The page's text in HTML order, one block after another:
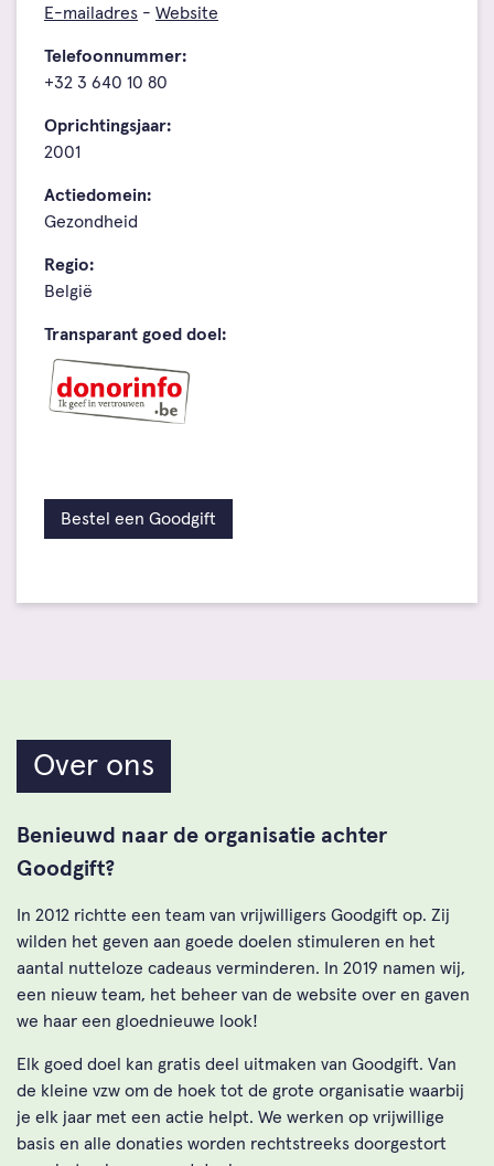
E-mailadres - Website
Telefoonnummer:
+32 3 640 10 80
Oprichtingsjaar:
2001
Actiedomein:
Gezondheid
Regio:
België
Transparant goed doel:
Bestel een Goodgift
Over ons
Benieuwd naar de organisatie achter
Goodgift?
In 2012 richtte een team van vrijwilligers Goodgift op. Zij
wilden het geven aan goede doelen stimuleren en het
aantal nutteloze cadeaus verminderen. In 2019 namen wij,
een nieuw team, het beheer van de website over en gaven
we haar een gloednieuwe look!
Elk goed doel kan gratis deel uitmaken van Goodgift. Van
de kleine vzw om de hoek tot de grote organisatie waarbij
je elk jaar met een actie helpt. We werken op vrijwillige
basis en alle donaties worden rechtstreeks doorgestort